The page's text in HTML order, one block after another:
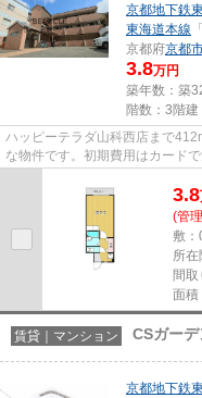
京都地下鉄
東海道本線 「
京都府京都
3.8万円
築年数：築
階数：3階建
ハッピーテラダ山科西店まで
な物件です。初期費用はカード
3.8
(管
敷：
所
間取
面積
賃貸｜マンション CSガー
京都地下鉄